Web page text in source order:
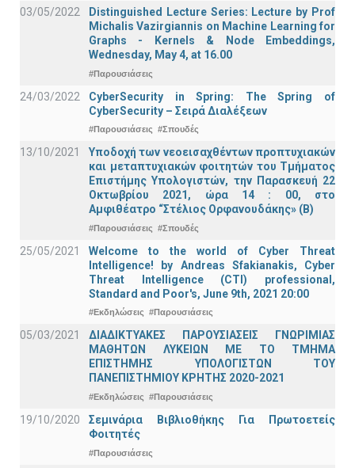
03/05/2022
Distinguished Lecture Series: Lecture by Prof
Michalis Vazirgiannis on Machine Learning for
Graphs - Kernels & Νode Εmbeddings,
Wednesday, May 4, at 16.00
#Παρουσιάσεις
24/03/2022
CyberSecurity in Spring: The Spring of
CyberSecurity – Σειρά Διαλέξεων
#Παρουσιάσεις #Σπουδές
13/10/2021
Υποδοχή των νεοεισαχθέντων προπτυχιακών
και μεταπτυχιακών φοιτητών του Τμήματος
Επιστήμης Υπολογιστών, την Παρασκευή 22
Οκτωβρίου 2021, ώρα 14 : 00, στο
Αμφιθέατρο “Στέλιος Ορφανουδάκης» (Β)
#Παρουσιάσεις #Σπουδές
25/05/2021
Welcome to the world of Cyber Threat
Intelligence! by Andreas Sfakianakis, Cyber
Threat Intelligence (CTI) professional,
Standard and Poor's, June 9th, 2021 20:00
#Εκδηλώσεις #Παρουσιάσεις
05/03/2021
ΔΙΑΔΙΚΤΥΑΚΕΣ ΠΑΡΟΥΣΙΑΣΕΙΣ ΓΝΩΡΙΜΙΑΣ
ΜΑΘΗΤΩΝ ΛΥΚΕΙΩΝ ΜΕ ΤΟ ΤΜΗΜΑ
ΕΠΙΣΤΗΜΗΣ ΥΠΟΛΟΓΙΣΤΩΝ ΤΟΥ
ΠΑΝΕΠΙΣΤΗΜΙΟΥ ΚΡΗΤΗΣ 2020-2021
#Εκδηλώσεις #Παρουσιάσεις
19/10/2020
Σεμινάρια Βιβλιοθήκης Για Πρωτοετείς
Φοιτητές
#Παρουσιάσεις